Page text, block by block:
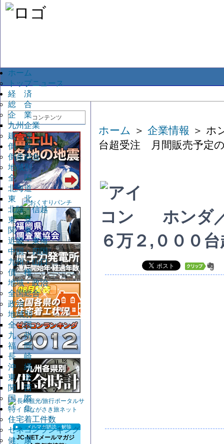
ホーム
トップニュース
経 済
総 合
企 業
九州企業
建 設
倒 産
倒産総合
地域別
全 国
北海道
東 北
北陸・信越
東 京
関 東
近畿・東海
中国・四国
九州・山口
債 権
地域・政治
全国総合
政治
地域別
全 国
九 州
福 岡
長 崎
沖 縄
東 京
関 西
国 際
特 集
住宅着工件数
ゼネコンランキング
健 康
コンテンツ
メルマガ購読・解除
JC-NETメールマガジ
ホーム ＞ 企業情報 ＞ ホ
台超受注 月間販売予定
ホンダ
６万２,０００